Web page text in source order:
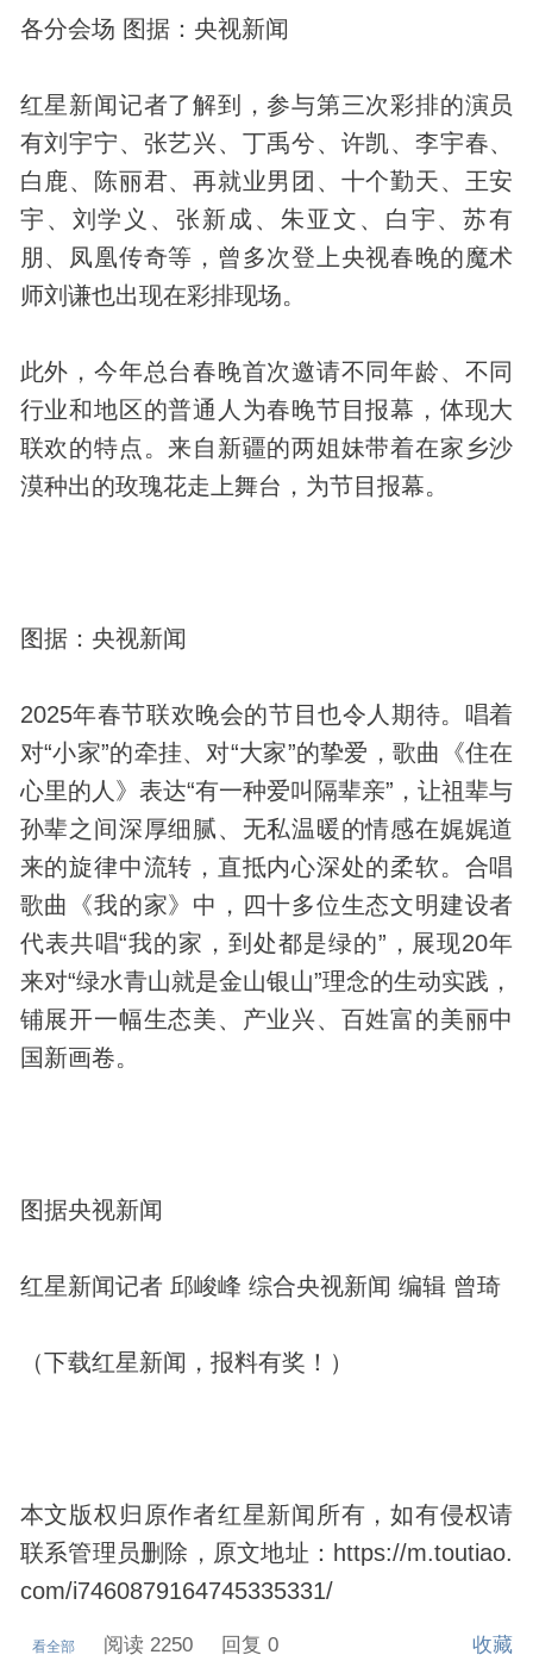
各分会场 图据：央视新闻
红星新闻记者了解到，参与第三次彩排的演员
有刘宇宁、张艺兴、丁禹兮、许凯、李宇春、
白鹿、陈丽君、再就业男团、十个勤天、王安
宇、刘学义、张新成、朱亚文、白宇、苏有
朋、凤凰传奇等，曾多次登上央视春晚的魔术
师刘谦也出现在彩排现场。
此外，今年总台春晚首次邀请不同年龄、不同
行业和地区的普通人为春晚节目报幕，体现大
联欢的特点。来自新疆的两姐妹带着在家乡沙
漠种出的玫瑰花走上舞台，为节目报幕。
图据：央视新闻
2025年春节联欢晚会的节目也令人期待。唱着
对“小家”的牵挂、对“大家”的挚爱，歌曲《住在
心里的人》表达“有一种爱叫隔辈亲”，让祖辈与
孙辈之间深厚细腻、无私温暖的情感在娓娓道
来的旋律中流转，直抵内心深处的柔软。合唱
歌曲《我的家》中，四十多位生态文明建设者
代表共唱“我的家，到处都是绿的”，展现20年
来对“绿水青山就是金山银山”理念的生动实践，
铺展开一幅生态美、产业兴、百姓富的美丽中
国新画卷。
图据央视新闻
红星新闻记者 邱峻峰 综合央视新闻 编辑 曾琦
（下载红星新闻，报料有奖！）
本文版权归原作者红星新闻所有，如有侵权请
联系管理员删除，原文地址：https://m.toutiao.
com/i7460879164745335331/
看全部 阅读 2250 回复 0 收藏